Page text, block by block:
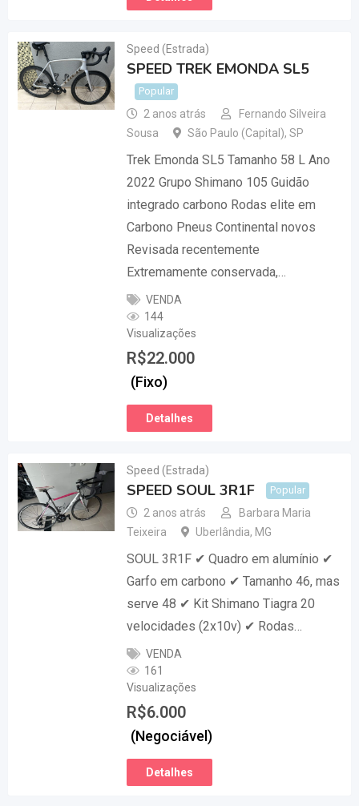
Speed (Estrada)
SPEED TREK EMONDA SL5
Popular
2 anos atrás
Fernando Silveira
Sousa
São Paulo (Capital), SP
Trek Emonda SL5 Tamanho 58 L Ano
2022 Grupo Shimano 105 Guidão
integrado carbono Rodas elite em
Carbono Pneus Continental novos
Revisada recentemente
Extremamente conservada,…
VENDA
144
Visualizações
R$22.000
(Fixo)
Detalhes
Speed (Estrada)
SPEED SOUL 3R1F Popular
2 anos atrás
Barbara Maria
Teixeira
Uberlândia, MG
SOUL 3R1F ✔ Quadro em alumínio ✔
Garfo em carbono ✔ Tamanho 46, mas
serve 48 ✔ Kit Shimano Tiagra 20
velocidades (2x10v) ✔ Rodas…
VENDA
161
Visualizações
R$6.000
(Negociável)
Detalhes